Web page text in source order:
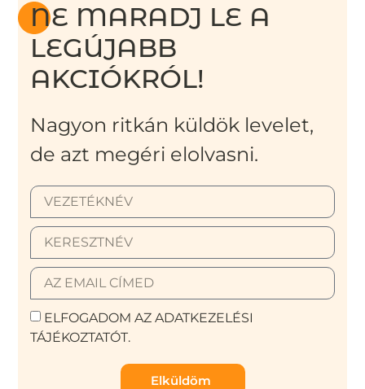
NE MARADJ LE A
LEGÚJABB
AKCIÓKRÓL!
Nagyon ritkán küldök levelet,
de azt megéri elolvasni.
ELFOGADOM AZ ADATKEZELÉSI
TÁJÉKOZTATÓT.
Elküldöm